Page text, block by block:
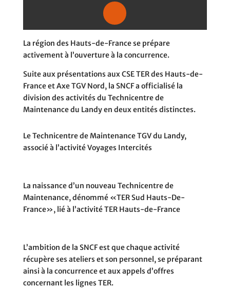
La région des Hauts-de-France se prépare
activement à l’ouverture à la concurrence.
Suite aux présentations aux CSE TER des Hauts-de-
France et Axe TGV Nord, la SNCF a officialisé la
division des activités du Technicentre de
Maintenance du Landy en deux entités distinctes.
Le Technicentre de Maintenance TGV du Landy,
associé à l’activité Voyages Intercités
La naissance d’un nouveau Technicentre de
Maintenance, dénommé «TER Sud Hauts-De-
France», lié à l’activité TER Hauts-de-France
L’ambition de la SNCF est que chaque activité
récupère ses ateliers et son personnel, se préparant
ainsi à la concurrence et aux appels d’offres
concernant les lignes TER.